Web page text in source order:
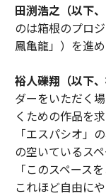
田渕浩之（以下、
のは箱根のプロ
鳳亀龍」）を進
裕人礫翔（以下、
ダーをいただく
くための作品を
「エスパシオ」
の空いているス
「このスペース
これほど自由に